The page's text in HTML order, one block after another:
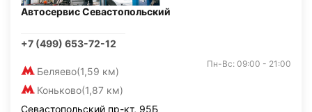
Автосервис Севастопольский
+7 (499) 653-72-12
Беляево(1,59 км)
Коньково(1,87 км)
Пн-Вс: 09:00 - 21:00
Севастопольский пр-кт, 95Б